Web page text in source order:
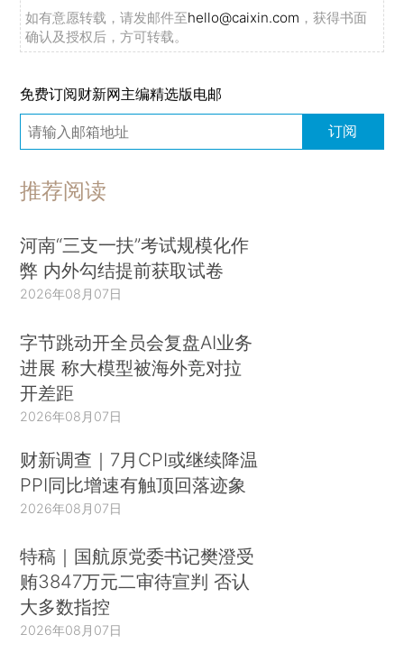
如有意愿转载，请发邮件至hello@caixin.com ，获得书面
确认及授权后，方可转载。
免费订阅财新网主编精选版电邮
订阅
推荐阅读
河南“三支一扶”考试规模化作
弊 内外勾结提前获取试卷
2026年08月07日
字节跳动开全员会复盘AI业务
进展 称大模型被海外竞对拉
开差距
2026年08月07日
财新调查｜7月CPI或继续降温
PPI同比增速有触顶回落迹象
2026年08月07日
特稿｜国航原党委书记樊澄受
贿3847万元二审待宣判 否认
大多数指控
2026年08月07日